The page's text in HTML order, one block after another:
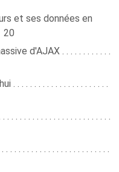
et ses données en
20
d'AJAX . . . . . . . . . . . .
. . . . . . . . . . . . . . . . . . . . .
. . . . . . . . . . . . . . . . . . . . . .
. . . . . . . . . . . . . . . . . . . . . .